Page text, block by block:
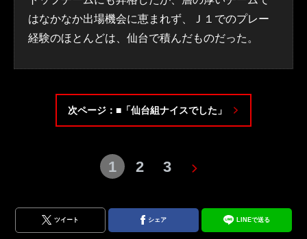
はなかなか出場機会に恵まれず、Ｊ１でのプレー
経験のほとんどは、仙台で積んだものだった。
次ページ：■「仙台組ナイスでした」
1 2 3
ツイート シェア LINEで送る